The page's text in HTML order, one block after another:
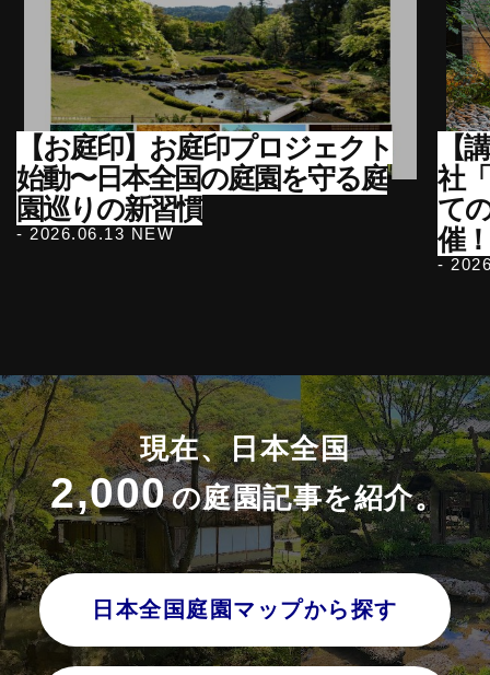
【お庭印】お庭印プロジェクト
始動〜日本全国の庭園を守る庭
園巡りの新習慣
- 2026.06.13 NEW
【
社
て
催！
-
現在、日本全国
2,000の庭園記事を紹介。
日本全国庭園マップから探す